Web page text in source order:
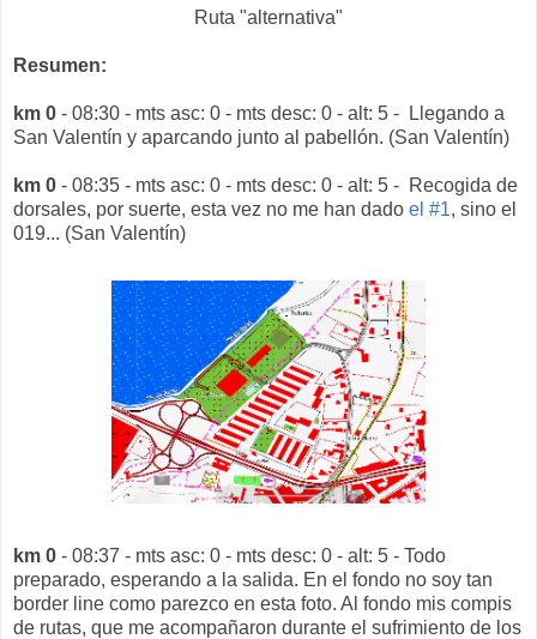
Ruta "alternativa"
Resumen:
km 0 - 08:30 - mts asc: 0 - mts desc: 0 - alt: 5 - Llegando a
San Valentín y aparcando junto al pabellón. (San Valentín)
km 0 - 08:35 - mts asc: 0 - mts desc: 0 - alt: 5 - Recogida de
dorsales, por suerte, esta vez no me han dado el #1, sino el
019... (San Valentín)
km 0 - 08:37 - mts asc: 0 - mts desc: 0 - alt: 5 - Todo
preparado, esperando a la salida. En el fondo no soy tan
border line como parezco en esta foto. Al fondo mis compis
de rutas, que me acompañaron durante el sufrimiento de los